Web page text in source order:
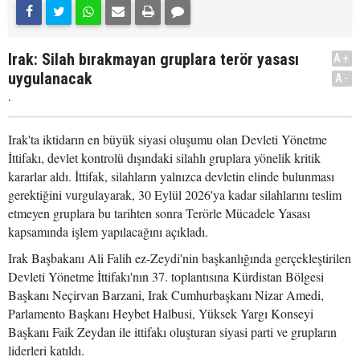
Irak: Silah bırakmayan gruplara terör yasası
uygulanacak
.
A+
A-
Irak'ta iktidarın en büyük siyasi oluşumu olan Devleti Yönetme
İttifakı, devlet kontrolü dışındaki silahlı gruplara yönelik kritik
kararlar aldı. İttifak, silahların yalnızca devletin elinde bulunması
gerektiğini vurgulayarak, 30 Eylül 2026'ya kadar silahlarını teslim
etmeyen gruplara bu tarihten sonra Terörle Mücadele Yasası
kapsamında işlem yapılacağını açıkladı.
Irak Başbakanı Ali Falih ez-Zeydi'nin başkanlığında gerçekleştirilen
Devleti Yönetme İttifakı'nın 37. toplantısına Kürdistan Bölgesi
Başkanı Neçirvan Barzani, Irak Cumhurbaşkanı Nizar Amedi,
Parlamento Başkanı Heybet Halbusi, Yüksek Yargı Konseyi
Başkanı Faik Zeydan ile ittifakı oluşturan siyasi parti ve grupların
liderleri katıldı.